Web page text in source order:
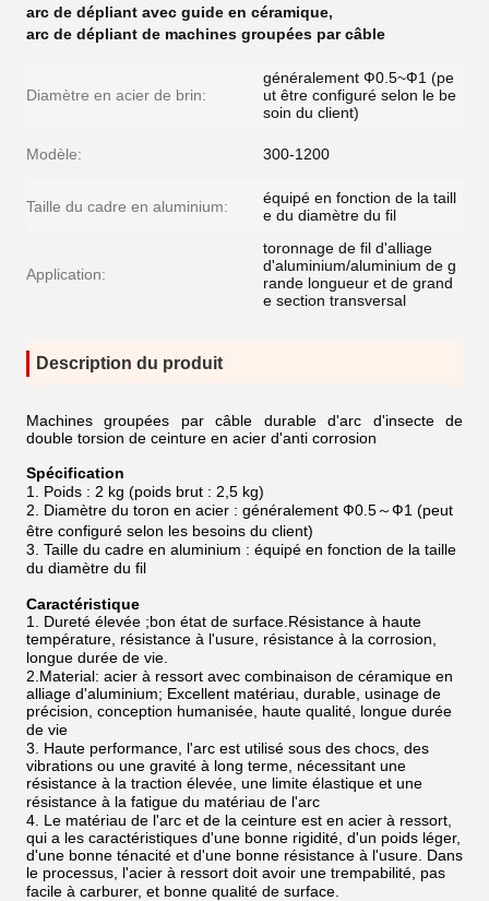
arc de dépliant avec guide en céramique,
arc de dépliant de machines groupées par câble
Diamètre en acier de brin:
généralement Ф0.5~Ф1 (pe
ut être configuré selon le be
soin du client)
Modèle: 300-1200
Taille du cadre en aluminium:
équipé en fonction de la taill
e du diamètre du fil
Application:
toronnage de fil d'alliage
d'aluminium/aluminium de g
rande longueur et de grand
e section transversal
Description du produit
Machines groupées par câble durable d'arc d'insecte de
double torsion de ceinture en acier d'anti corrosion
Spécification
1. Poids : 2 kg (poids brut : 2,5 kg)
2. Diamètre du toron en acier : généralement Ф0.5～Ф1 (peut
être configuré selon les besoins du client)
3. Taille du cadre en aluminium : équipé en fonction de la taille
du diamètre du fil
Caractéristique
1. Dureté élevée ;bon état de surface.Résistance à haute
température, résistance à l'usure, résistance à la corrosion,
longue durée de vie.
2.Material: acier à ressort avec combinaison de céramique en
alliage d'aluminium; Excellent matériau, durable, usinage de
précision, conception humanisée, haute qualité, longue durée
de vie
3. Haute performance, l'arc est utilisé sous des chocs, des
vibrations ou une gravité à long terme, nécessitant une
résistance à la traction élevée, une limite élastique et une
résistance à la fatigue du matériau de l'arc
4. Le matériau de l'arc et de la ceinture est en acier à ressort,
qui a les caractéristiques d'une bonne rigidité, d'un poids léger,
d'une bonne ténacité et d'une bonne résistance à l'usure. Dans
le processus, l'acier à ressort doit avoir une trempabilité, pas
facile à carburer, et bonne qualité de surface.